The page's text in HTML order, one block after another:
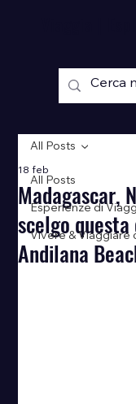
All Posts
Esperienze di
Vivere & Viaggiare
All Posts
Madagascar,
scelgo
Andilana
18 feb